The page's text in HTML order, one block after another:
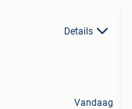
Details
Vandaag